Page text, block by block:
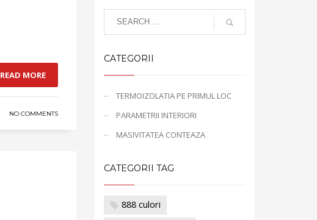
READ MORE
NO COMMENTS
CATEGORII
TERMOIZOLATIA PE PRIMUL LOC
PARAMETRII INTERIORI
MASIVITATEA CONTEAZA
CATEGORII TAG
888 culori